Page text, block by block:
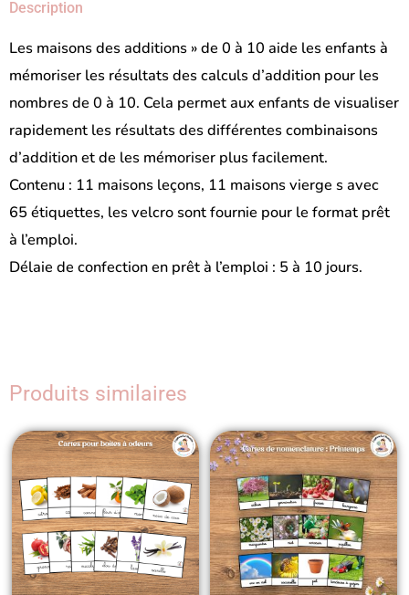
b
o
o
k
a
g
r
a
m
o
k
Description
Les maisons des additions » de 0 à 10 aide les enfants à
mémoriser les résultats des calculs d’addition pour les
nombres de 0 à 10. Cela permet aux enfants de visualiser
rapidement les résultats des différentes combinaisons
d’addition et de les mémoriser plus facilement.
Contenu : 11 maisons leçons, 11 maisons vierge s avec
65 étiquettes, les velcro sont fournie pour le format prêt
à l’emploi.
Délaie de confection en prêt à l’emploi : 5 à 10 jours.
Produits similaires
Ce
produit
a
plusieurs
variations.
Les
Ce
a
Les